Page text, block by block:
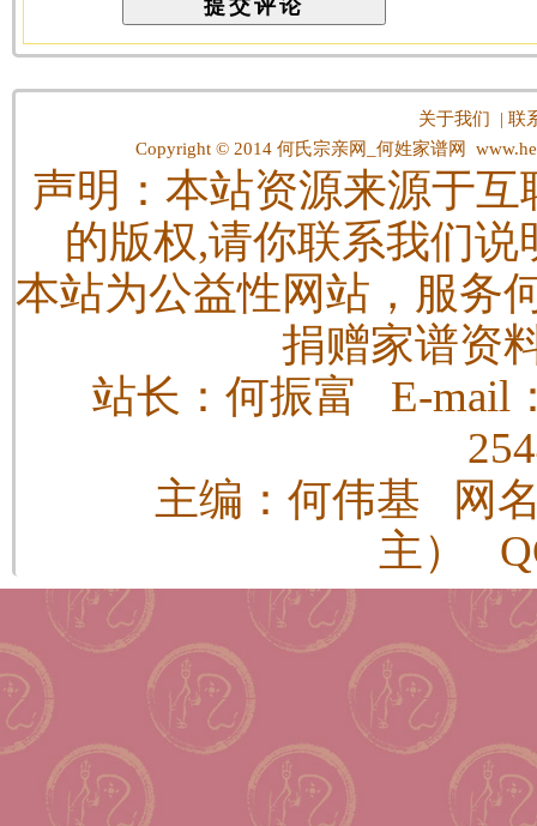
关于我们 |联
Copyright © 2014 何氏宗亲网_何姓家谱网
声明：本站资源来源于
的版权,请你联系我们
本站为公益性网站，服务
捐赠家谱资
站长：何振富 E-mail
主编：何伟基 网
主）